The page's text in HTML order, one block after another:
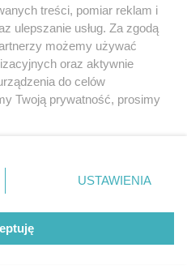
Szczeciński sp. z o.o.
zastrzeżone
Nota prawna
treści, pomiar reklam i
ulepszanie usług. Za zgodą
możemy używać
oraz aktywnie
do celów
Twoją prywatność, prosimy
lewym dolnym rogu strony
danych nie wymagają
będą miały
USTAWIENIA